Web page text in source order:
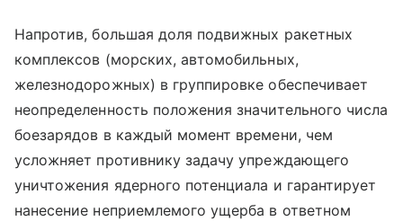
Напротив, большая доля подвижных ракетных
комплексов (морских, автомобильных,
железнодорожных) в группировке обеспечивает
неопределенность положения значительного числа
боезарядов в каждый момент времени, чем
усложняет противнику задачу упреждающего
уничтожения ядерного потенциала и гарантирует
нанесение неприемлемого ущерба в ответном